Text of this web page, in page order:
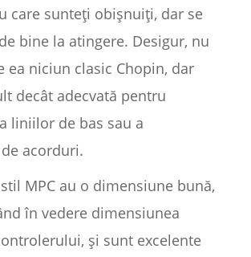
care sunteți obișnuiți, dar se
bine la atingere. Desigur, nu
ea niciun clasic Chopin, dar
decât adecvată pentru
liniilor de bas sau a
acorduri.
MPC au o dimensiune bună,
în vedere dimensiunea
și sunt excelente